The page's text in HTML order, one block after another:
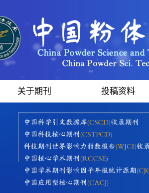
关于期刊 投稿资料